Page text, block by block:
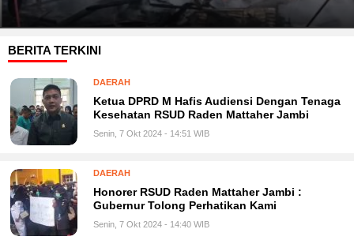
BERITA TERKINI
DAERAH
Ketua DPRD M Hafis Audiensi Dengan Tenaga
Kesehatan RSUD Raden Mattaher Jambi
Senin, 7 Okt 2024 - 14:51 WIB
DAERAH
Honorer RSUD Raden Mattaher Jambi :
Gubernur Tolong Perhatikan Kami
Senin, 7 Okt 2024 - 14:40 WIB